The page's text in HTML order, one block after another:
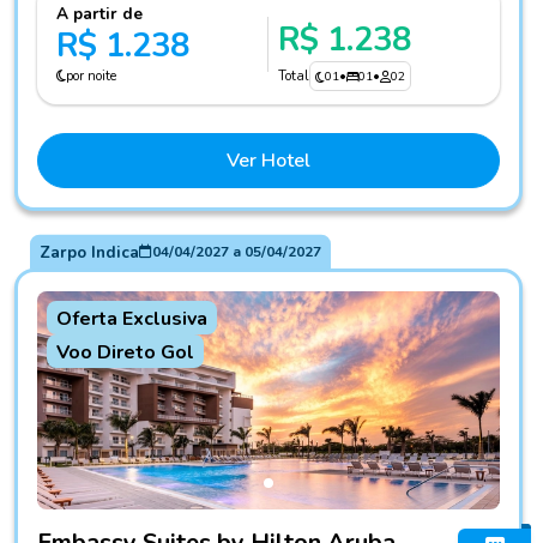
A partir de
R$ 1.238
por noite
R$ 1.238
Total 01• 01• 02
Ver Hotel
Zarpo Indica 04/04/2027a 05/04/2027
Oferta Exclusiva
Voo Direto Gol
Fotos do hotel Embassy Suites by Hilton Aruba Resort